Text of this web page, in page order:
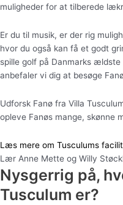
muligheder for at tilberede
Er du til musik, er der rig
hvor du også kan få et godt
spille golf på Danmarks
anbefaler vi dig at besøge
Udforsk Fanø fra Villa
opleve Fanøs mange, skønne
Læs mere om Tusculums
Lær Anne Mette og Willy
Nysgerrig på,
Tusculum er?